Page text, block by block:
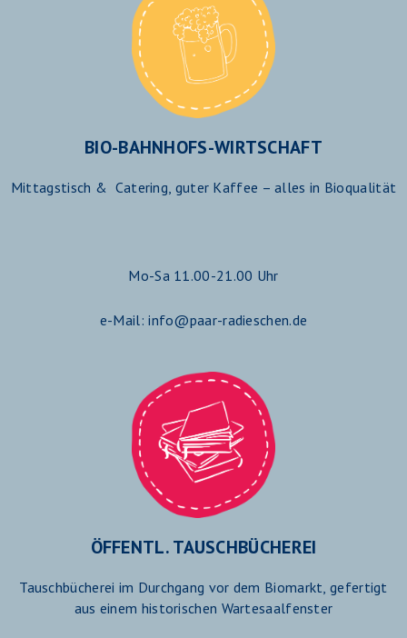
BIO-BAHNHOFS-WIRTSCHAFT
Mittagstisch & Catering, guter Kaffee – alles in Bioqualität
Mo-Sa 11.00-21.00 Uhr
e-Mail: info@paar-radieschen.de
ÖFFENTL. TAUSCHBÜCHEREI
Tauschbücherei im Durchgang vor dem Biomarkt, gefertigt
aus einem historischen Wartesaalfenster